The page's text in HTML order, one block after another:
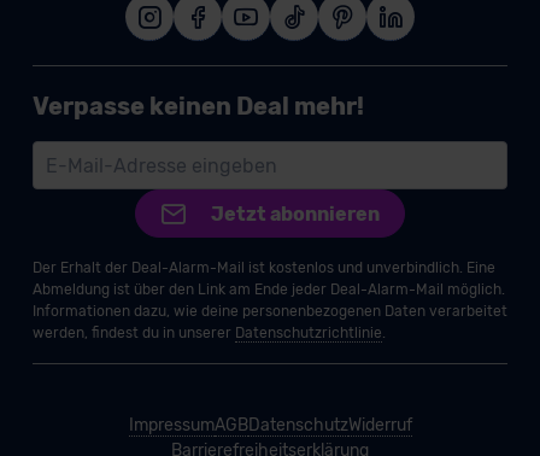
Verpasse keinen Deal mehr!
Jetzt abonnieren
Der Erhalt der Deal-Alarm-Mail ist kostenlos und unverbindlich. Eine
Abmeldung ist über den Link am Ende jeder Deal-Alarm-Mail möglich.
Informationen dazu, wie deine personenbezogenen Daten verarbeitet
werden, findest du in unserer Datenschutzrichtlinie.
ImpressumAGBDatenschutzWiderruf
Barrierefreiheitserklärung